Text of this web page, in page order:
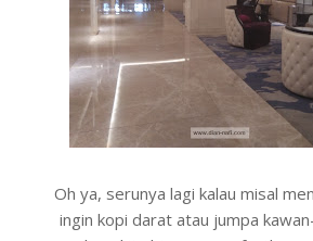
Oh ya, serunya lagi kalau misal
ingin kopi darat atau jumpa